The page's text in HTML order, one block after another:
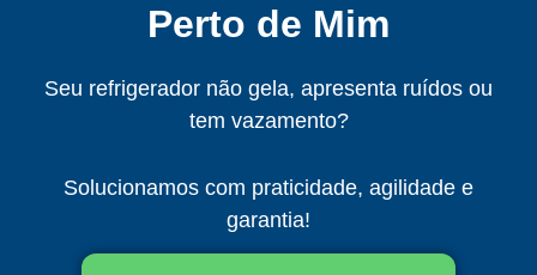
Perto de Mim
Seu refrigerador não gela, apresenta ruídos ou
tem vazamento?
Solucionamos com praticidade, agilidade e
garantia!